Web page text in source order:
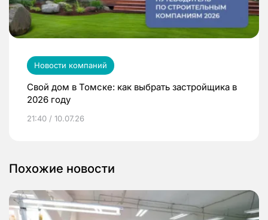
Новости компаний
Свой дом в Томске: как выбрать застройщика в
2026 году
21:40 / 10.07.26
Похожие новости